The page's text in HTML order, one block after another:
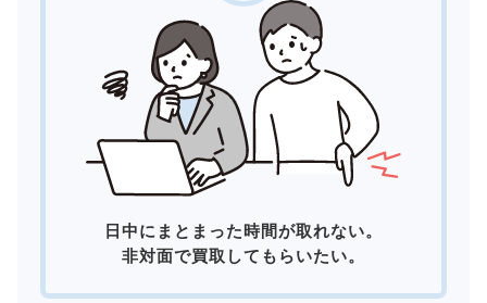
日中にまとまった時間が取れない。
非対面で買取してもらいたい。